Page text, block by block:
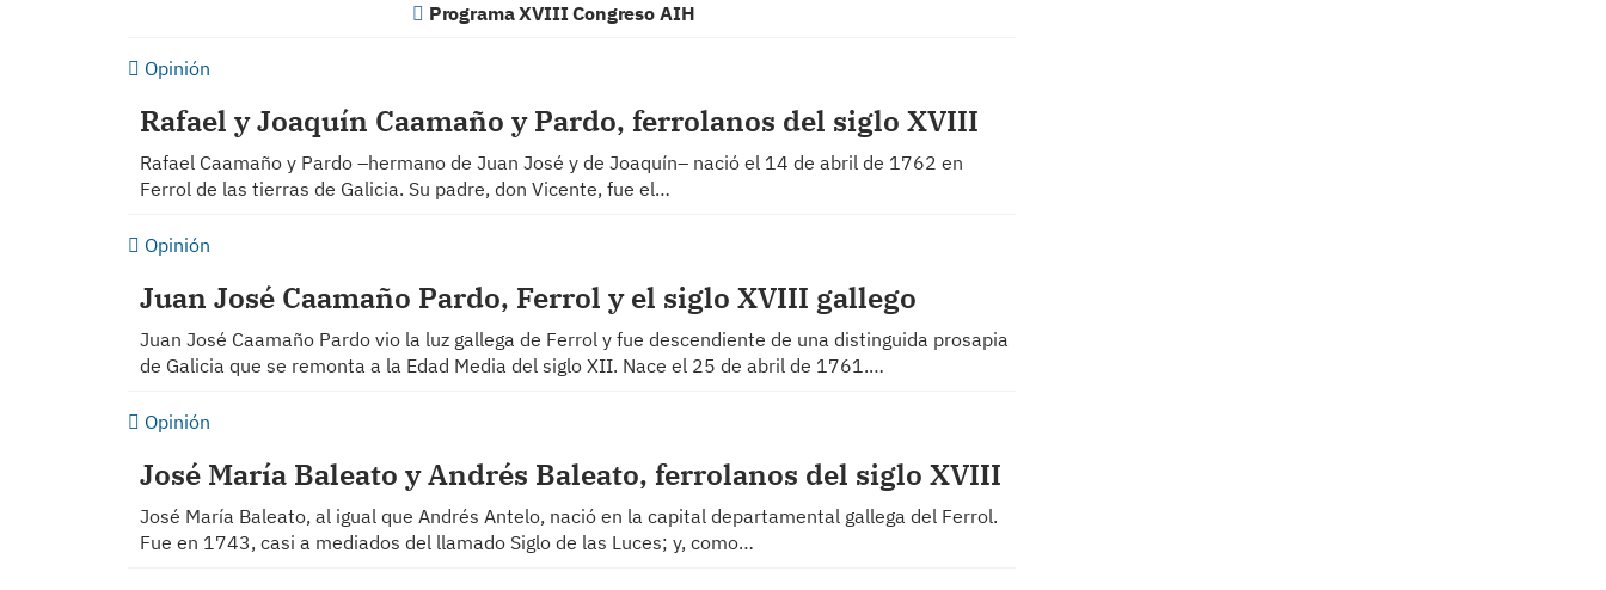
Programa XVIII Congreso AIH
Opinión
Rafael y Joaquín Caamaño y Pardo, ferrolanos del siglo XVIII
Rafael Caamaño y Pardo –hermano de Juan José y de Joaquín– nació el 14 de abril de 1762 en
Ferrol de las tierras de Galicia. Su padre, don Vicente, fue el…
Opinión
Juan José Caamaño Pardo, Ferrol y el siglo XVIII gallego
Juan José Caamaño Pardo vio la luz gallega de Ferrol y fue descendiente de una distinguida prosapia
de Galicia que se remonta a la Edad Media del siglo XII. Nace el 25 de abril de 1761.…
Opinión
José María Baleato y Andrés Baleato, ferrolanos del siglo XVIII
José María Baleato, al igual que Andrés Antelo, nació en la capital departamental gallega del Ferrol.
Fue en 1743, casi a mediados del llamado Siglo de las Luces; y, como…